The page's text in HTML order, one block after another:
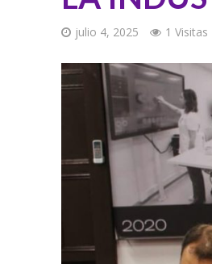
julio 4, 2025 1 Visitas